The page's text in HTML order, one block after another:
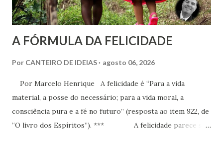
A FÓRMULA DA FELICIDADE
Por CANTEIRO DE IDEIAS agosto 06, 2026
Por Marcelo Henrique A felicidade é “Para a vida
material, a posse do necessário; para a vida moral, a
consciência pura e a fé no futuro” (resposta ao item 922, de
“O livro dos Espíritos”). *** A felicidade parece ser